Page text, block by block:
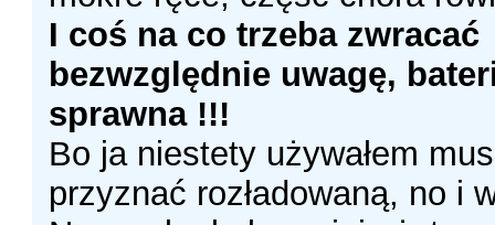
I coś na co trzeba zwracać
bezwzględnie uwagę,
sprawna !!!
Bo ja niestety używałem
przyznać rozładowaną, no i